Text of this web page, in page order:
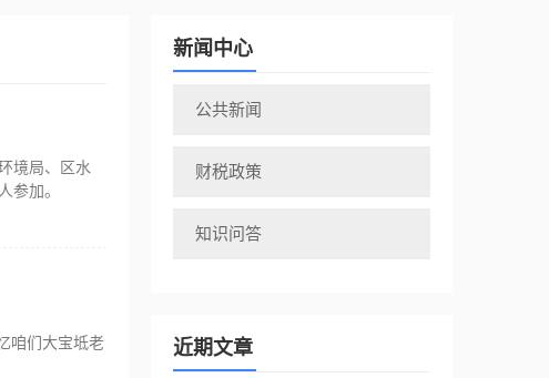
境局、区水
参加。
咱们大宝坻老
新闻中心
公共新闻
财税政策
知识问答
近期文章